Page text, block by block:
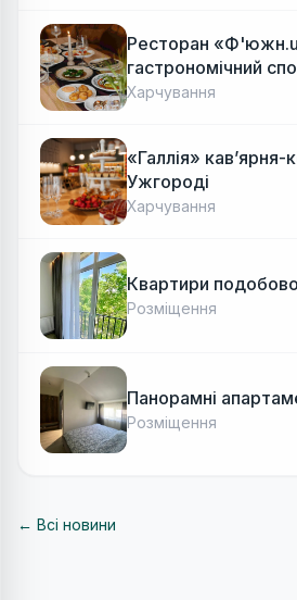
Ресторан
гастрономічний
Авторська
Харчування
«Галлія»
Ужгороді
Харчування
Квартири
Розміщення
Панорамні
Розміщення
← Всі новини